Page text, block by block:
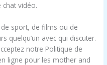
vidéo.
sport, de films ou de
quelqu’un avec qui discuter.
notre Politique de
ligne pour les mother and